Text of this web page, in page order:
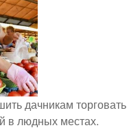
дачникам торговать
в людных местах.